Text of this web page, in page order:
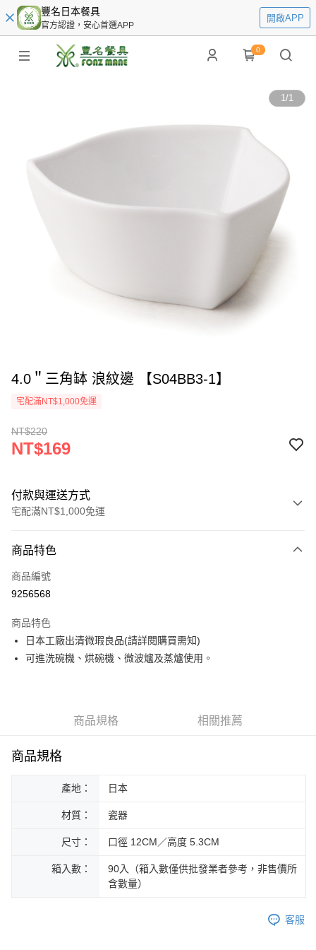
豐名日本餐具
官方認證，安心首選APP
開啟APP
0
1/1
4.0＂三角缽 浪紋邊 【S04BB3-1】
宅配滿NT$1,000免運
NT$220
NT$169
付款與運送方式
宅配滿NT$1,000免運
信用卡一次付款
LINE Pay
街口支付
悠遊付
運送方式
每筆NT$200，滿NT$1,000(含以上)免運費
黑貓外島宅配
每筆NT$360
商品特色
商品編號
9256568
商品特色
日本工廠出清微瑕良品(請詳閱購買需知)
可進洗碗機、烘碗機、微波爐及蒸爐使用。
商品規格 相關推薦
商品規格
產地： 日本
材質： 瓷器
尺寸： 口徑 12CM／高度 5.3CM
箱入數：
90入（箱入數僅供批發業者參考，非售價所
含數量）
客服